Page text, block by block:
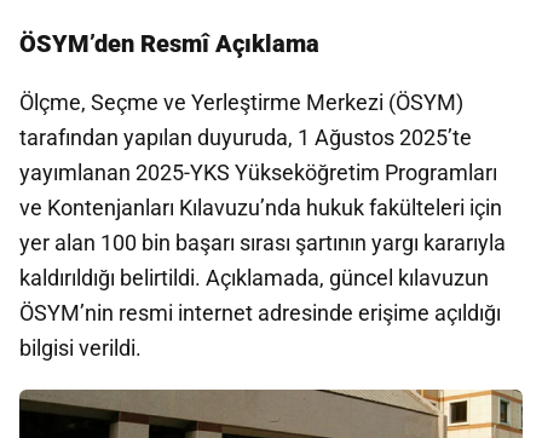
ÖSYM’den Resmî Açıklama
Ölçme, Seçme ve Yerleştirme Merkezi (ÖSYM)
tarafından yapılan duyuruda, 1 Ağustos 2025’te
yayımlanan 2025-YKS Yükseköğretim Programları
ve Kontenjanları Kılavuzu’nda hukuk fakülteleri için
yer alan 100 bin başarı sırası şartının yargı kararıyla
kaldırıldığı belirtildi. Açıklamada, güncel kılavuzun
ÖSYM’nin resmi internet adresinde erişime açıldığı
bilgisi verildi.